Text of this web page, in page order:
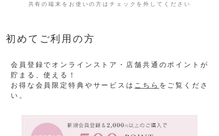
共有の端末をお使いの方はチェックを外してください
初めてご利用の方
会員登録でオンラインストア・店舗共通のポイントが
貯まる、使える！
お得な会員限定特典やサービスは こちら をご覧くださ
い。